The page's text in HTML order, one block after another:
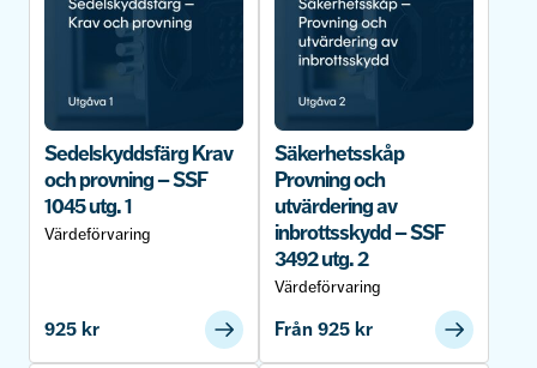
Sedelskyddsfärg Krav
och provning – SSF
1045 utg. 1
Värdeförvaring
925 kr
Säkerhetsskåp
Provning och
utvärdering av
inbrottsskydd – SSF
3492 utg. 2
Värdeförvaring
Från 925 kr